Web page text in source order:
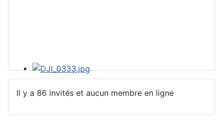
Il y a 86 invités et aucun membre en ligne